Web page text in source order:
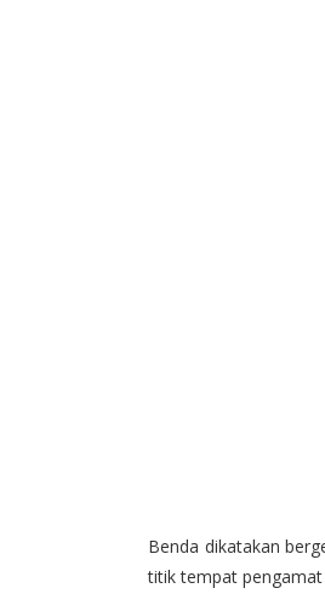
Benda dikatakan
titik tempat pengamat